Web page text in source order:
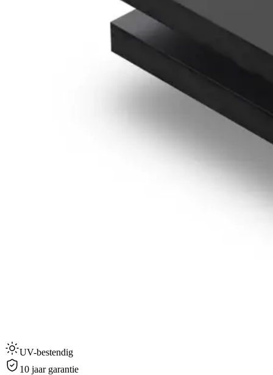
UV-bestendig
10 jaar garantie